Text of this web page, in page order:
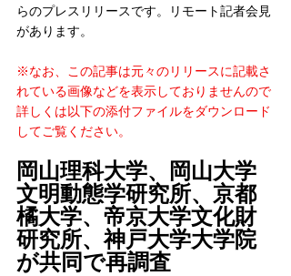
らのプレスリリースです。リモート記者会見
があります。
※なお、この記事は元々のリリースに記載さ
れている画像などを表示しておりませんので
詳しくは以下の添付ファイルをダウンロード
してご覧ください。
岡山理科大学、
岡山大学
文明動態学研究所、京都
橘大学、帝京大学文化財
研究所、神戸大学大学院
が共同で再調査